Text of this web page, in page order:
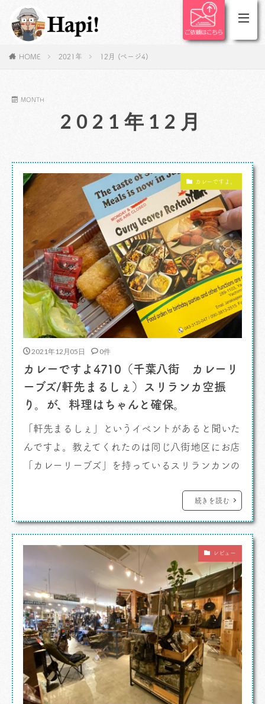
HOME 2021年 12月 (ページ4)
MONTH
2021年12月
カレーですよ。
2021年12月05日 0件
カレーですよ4710（千葉八街 カレーリ
ーブズ/軒先まるしぇ）スリランカ空振
り。が、料理はちゃんと確保。
「軒先まるしぇ」というイベントがあると聞いた
んですよ。教えてくれたのは同じ八街地区にお店
「カレーリーブズ」を持っているスリランカンの
うお祭りがあるよ、と教えてくれて、開催の2日
前にリマインド。メッセンジャーで伝えてくれま
る。 カレーですよ。 そんな流れで八 […]
続きを読む
レビュー